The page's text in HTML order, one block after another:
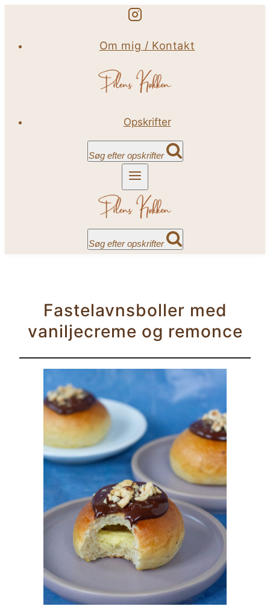
indhold
Om mig / Kontakt
Opskrifter
Søg efter opskrifter
Søg efter opskrifter
Fastelavnsboller med
vaniljecreme og remonce